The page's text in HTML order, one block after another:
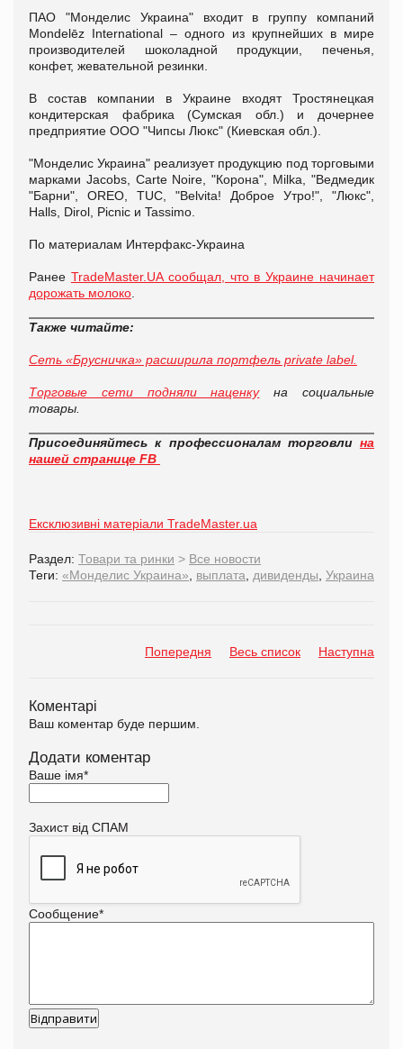
ПАО "Монделис Украина" входит в группу компаний
Mondelēz International – одного из крупнейших в мире
производителей шоколадной продукции, печенья,
конфет, жевательной резинки.
В состав компании в Украине входят Тростянецкая
кондитерская фабрика (Сумская обл.) и дочернее
предприятие ООО "Чипсы Люкс" (Киевская обл.).
"Монделис Украина" реализует продукцию под торговыми
марками Jacobs, Carte Noire, "Корона", Milka, "Ведмедик
"Барни", OREO, TUC, "Belvita! Доброе Утро!", "Люкс",
Halls, Dirol, Picnic и Tassimo.
По материалам Интерфакс-Украина
Ранее TradeMaster.UA сообщал, что в Украине начинает
дорожать молоко
Также читайте:
Сеть «Брусничка» расширила портфель private label.
Торговые сети подняли наценку
на социальные
товары.
Присоединяйтесь к профессионалам торговли на
нашей странице FB
Ексклюзивні матеріали TradeMaster.ua
Раздел: Товари та ринки > Все новости
Теги: «Монделис Украина» выплата дивиденды Украина
Попередня Весь список Наступна
Коментарі
Ваш коментар буде першим.
Додати коментар
Ваше імя*
Захист від СПАМ
Сообщение*